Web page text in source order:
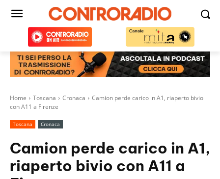
Home Toscana Cronaca
Camion perde carico in A1, riaperto bivio
con A11 a Firenze
Toscana Cronaca
Camion perde carico in A1,
riaperto bivio con A11 a